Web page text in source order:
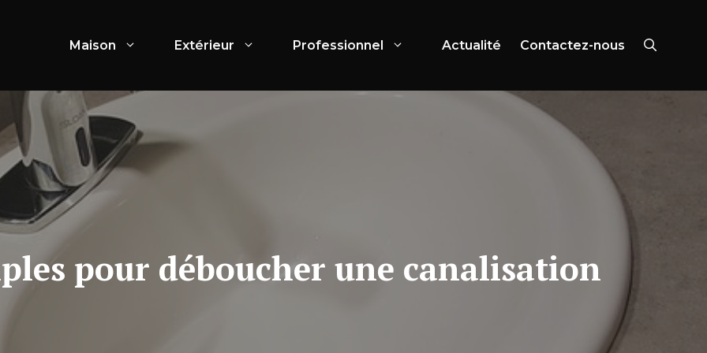
Maison Extérieur Professionnel Actualité Contactez-nous
pour déboucher une canalisation